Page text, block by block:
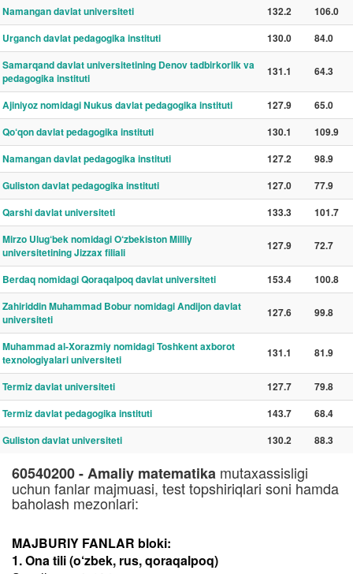
Namangan davlat universiteti
132.2
106.0
Urganch davlat pedagogika instituti
130.0
84.0
Samarqand davlat universitetining Denov tadbirkorlik va
pedagogika instituti
131.1 64.3
Ajiniyoz nomidagi Nukus davlat pedagogika instituti 127.9
65.0
Qo‘qon davlat pedagogika instituti
130.1
109.9
Namangan davlat pedagogika instituti
127.2
98.9
Guliston davlat pedagogika instituti
127.0
77.9
Qarshi davlat universiteti
133.3
101.7
Mirzo Ulug‘bek nomidagi O‘zbekiston Milliy
universitetining Jizzax filiali
127.9 72.7
Berdaq nomidagi Qoraqalpoq davlat universiteti 153.4
100.8
Zahiriddin Muhammad Bobur nomidagi Andijon davlat
universiteti
127.6 99.8
Muhammad al-Xorazmiy nomidagi Toshkent axborot
texnologiyalari universiteti
131.1 81.9
Termiz davlat universiteti 127.7
79.8
Termiz davlat pedagogika instituti
143.7
68.4
Guliston davlat universiteti
130.2 88.3
60540200 - Amaliy matematika mutaxassisligi
uchun fanlar majmuasi, test topshiriqlari soni hamda
baholash mezonlari:
MAJBURIY FANLAR bloki:
1. Ona tili (o‘zbek, rus, qoraqalpoq)